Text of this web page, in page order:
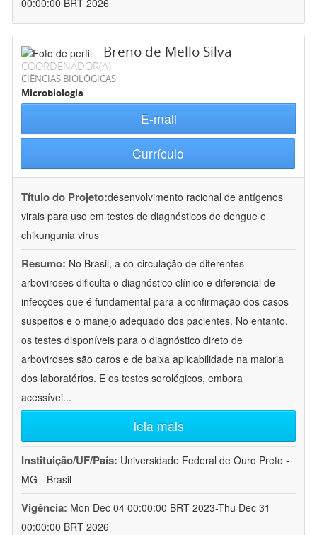
00:00:00 BRT 2026
Breno de Mello Silva
COORDENADOR(A)
CIÊNCIAS BIOLÓGICAS
Microbiologia
E-mail
Currículo
Título do Projeto:desenvolvimento racional de antígenos
virais para uso em testes de diagnósticos de dengue e
chikungunia virus
Resumo: No Brasil, a co-circulação de diferentes
arboviroses dificulta o diagnóstico clínico e diferencial de
infecções que é fundamental para a confirmação dos casos
suspeitos e o manejo adequado dos pacientes. No entanto,
os testes disponíveis para o diagnóstico direto de
arboviroses são caros e de baixa aplicabilidade na maioria
dos laboratórios. E os testes sorológicos, embora
acessívei...
leia mais
Instituição/UF/País: Universidade Federal de Ouro Preto -
MG - Brasil
Vigência: Mon Dec 04 00:00:00 BRT 2023-Thu Dec 31
00:00:00 BRT 2026